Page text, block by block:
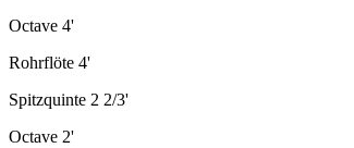
Octave 4'
Rohrflöte 4'
Spitzquinte 2 2/3'
Octave 2'